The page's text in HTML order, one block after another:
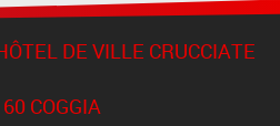
DE VILLE CRUCCIATE
COGGIA